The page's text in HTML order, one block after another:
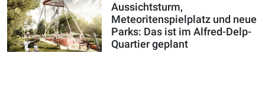
Aussichtsturm,
Meteoritenspielplatz und neue
Parks: Das ist im Alfred-Delp-
Quartier geplant